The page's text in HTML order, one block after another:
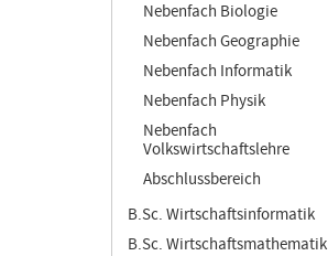
Nebenfach Biologie
Nebenfach Geographie
Nebenfach Informatik
Nebenfach Physik
Nebenfach
Volkswirtschaftslehre
Abschlussbereich
B.Sc. Wirtschaftsinformatik
B.Sc. Wirtschaftsmathematik